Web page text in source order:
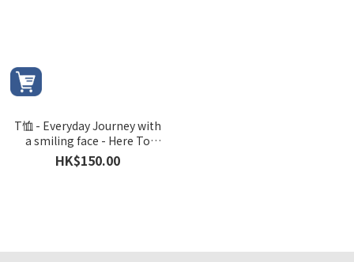
T恤 - Everyday Journey with
a smiling face - Here To
There 系列 (炭灰色)
HK$150.00